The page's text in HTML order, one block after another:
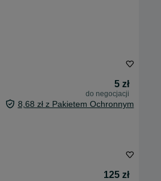
5 zł
do negocjacji
8,68 zł z Pakietem Ochronnym
125 zł